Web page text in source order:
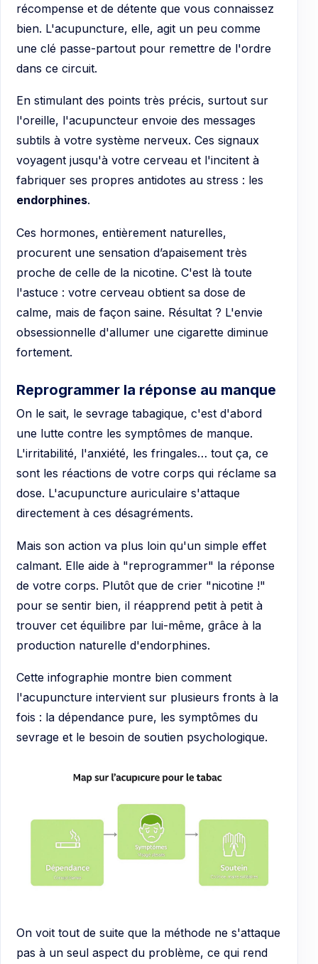
récompense et de détente que vous connaissez
bien. L'acupuncture, elle, agit un peu comme
une clé passe-partout pour remettre de l'ordre
dans ce circuit.
En stimulant des points très précis, surtout sur
l'oreille, l'acupuncteur envoie des messages
subtils à votre système nerveux. Ces signaux
voyagent jusqu'à votre cerveau et l'incitent à
fabriquer ses propres antidotes au stress : les
endorphines.
Ces hormones, entièrement naturelles,
procurent une sensation d’apaisement très
proche de celle de la nicotine. C'est là toute
l'astuce : votre cerveau obtient sa dose de
calme, mais de façon saine. Résultat ? L'envie
obsessionnelle d'allumer une cigarette diminue
fortement.
Reprogrammer la réponse au manque
On le sait, le sevrage tabagique, c'est d'abord
une lutte contre les symptômes de manque.
L'irritabilité, l'anxiété, les fringales… tout ça, ce
sont les réactions de votre corps qui réclame sa
dose. L'acupuncture auriculaire s'attaque
directement à ces désagréments.
Mais son action va plus loin qu'un simple effet
calmant. Elle aide à "reprogrammer" la réponse
de votre corps. Plutôt que de crier "nicotine !"
pour se sentir bien, il réapprend petit à petit à
trouver cet équilibre par lui-même, grâce à la
production naturelle d'endorphines.
Cette infographie montre bien comment
l'acupuncture intervient sur plusieurs fronts à la
fois : la dépendance pure, les symptômes du
sevrage et le besoin de soutien psychologique.
On voit tout de suite que la méthode ne s'attaque
pas à un seul aspect du problème, ce qui rend